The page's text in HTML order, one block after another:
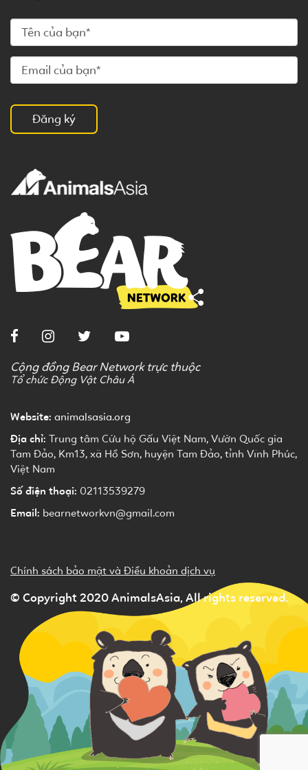
Đăng ký
Cộng đồng Bear Network trực thuộc
Tổ chức Động Vật Châu Á
Website: animalsasia.org
Địa chỉ: Trung tâm Cứu hộ Gấu Việt Nam, Vườn Quốc gia
Tam Đảo, Km13, xã Hồ Sơn, huyện Tam Đảo, tỉnh Vĩnh Phúc,
Việt Nam
Số điện thoại: 02113539279
Email: bearnetworkvn@gmail.com
Chính sách bảo mật và Điều khoản dịch vụ
© Copyright 2020 AnimalsAsia, All rights reserved.